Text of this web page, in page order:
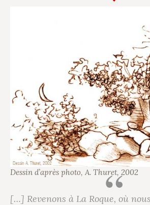
Dessin d’après photo, A. Thuret, 2002
[…] Revenons à La Roque, où